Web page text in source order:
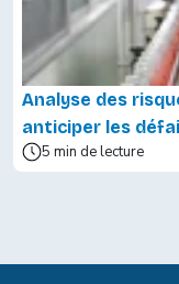
Analyse des
anticiper les
5 min de lecture